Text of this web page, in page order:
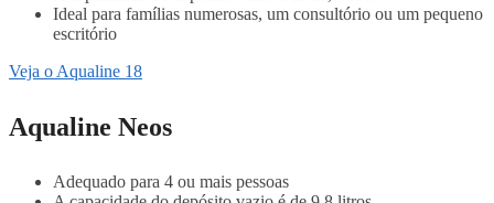
Ideal para famílias numerosas, um consultório ou um pequeno
escritório
Veja o Aqualine 18
Aqualine Neos
Adequado para 4 ou mais pessoas